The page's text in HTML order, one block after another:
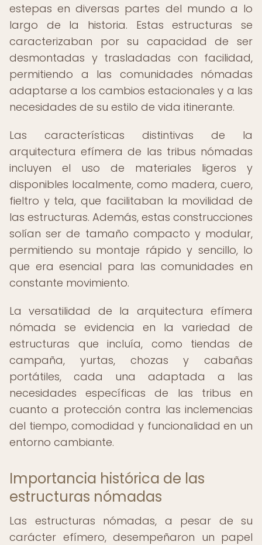
estepas en diversas partes del mundo a lo
largo de la historia. Estas estructuras se
caracterizaban por su capacidad de ser
desmontadas y trasladadas con facilidad,
permitiendo a las comunidades nómadas
adaptarse a los cambios estacionales y a las
necesidades de su estilo de vida itinerante.
Las características distintivas de la
arquitectura efímera de las tribus nómadas
incluyen el uso de materiales ligeros y
disponibles localmente, como madera, cuero,
fieltro y tela, que facilitaban la movilidad de
las estructuras. Además, estas construcciones
solían ser de tamaño compacto y modular,
permitiendo su montaje rápido y sencillo, lo
que era esencial para las comunidades en
constante movimiento.
La versatilidad de la arquitectura efímera
nómada se evidencia en la variedad de
estructuras que incluía, como tiendas de
campaña, yurtas, chozas y cabañas
portátiles, cada una adaptada a las
necesidades específicas de las tribus en
cuanto a protección contra las inclemencias
del tiempo, comodidad y funcionalidad en un
entorno cambiante.
Importancia histórica de las
estructuras nómadas
Las estructuras nómadas, a pesar de su
carácter efímero, desempeñaron un papel